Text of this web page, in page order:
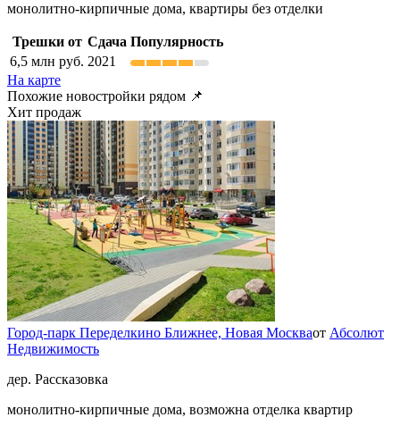
монолитно-кирпичные дома, квартиры без отделки
Трешки от Сдача Популярность
6,5 млн руб. 2021
На карте
Похожие новостройки рядом 📌
Хит продаж
Город-парк Переделкино Ближнее, Новая Москваот Абсолют
Недвижимость
дер. Рассказовка
монолитно-кирпичные дома, возможна отделка квартир